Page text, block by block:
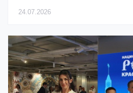
24.07.2026